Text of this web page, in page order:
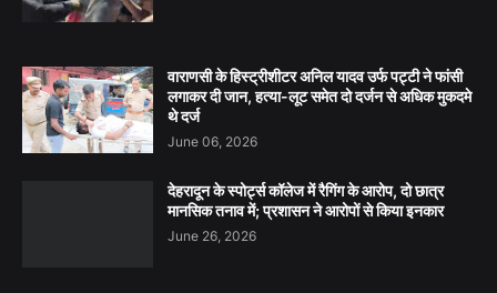
वाराणसी के हिस्ट्रीशीटर अनिल यादव उर्फ पट्टी ने फांसी
लगाकर दी जान, हत्या-लूट समेत दो दर्जन से अधिक मुकदमे
थे दर्ज
June 06, 2026
देहरादून के स्पोर्ट्स कॉलेज में रैगिंग के आरोप, दो छात्र
मानसिक तनाव में; प्रशासन ने आरोपों से किया इनकार
June 26, 2026